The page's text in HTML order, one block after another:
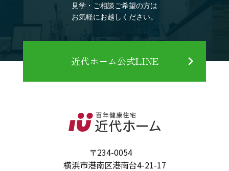
見学・ご相談ご希望の方は
お気軽にお越しください。
近代ホーム公式LINE
〒234-0054
横浜市港南区港南台4-21-17